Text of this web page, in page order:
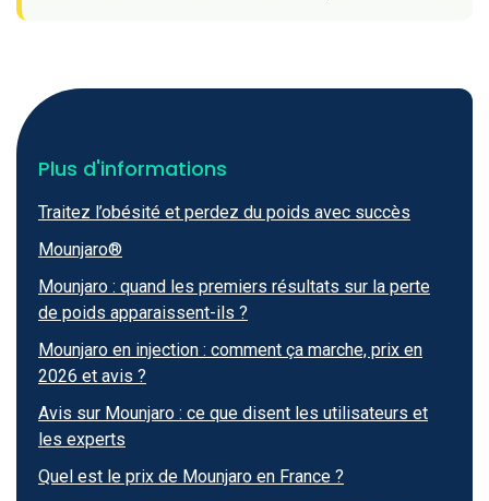
Plus d'informations
Traitez l’obésité et perdez du poids avec succès
Mounjaro®
Mounjaro : quand les premiers résultats sur la perte
de poids apparaissent-ils ?
Mounjaro en injection : comment ça marche, prix en
2026 et avis ?
Avis sur Mounjaro : ce que disent les utilisateurs et
les experts
Quel est le prix de Mounjaro en France ?